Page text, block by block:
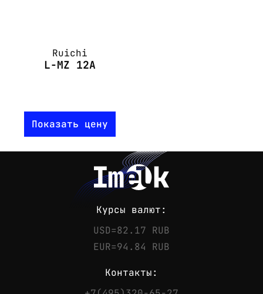
Ruichi
L-MZ 12A
Показать цену
Курсы валют:
USD=82.17 RUB
EUR=94.84 RUB
Контакты: